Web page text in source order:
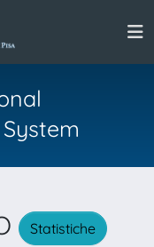
Statistiche